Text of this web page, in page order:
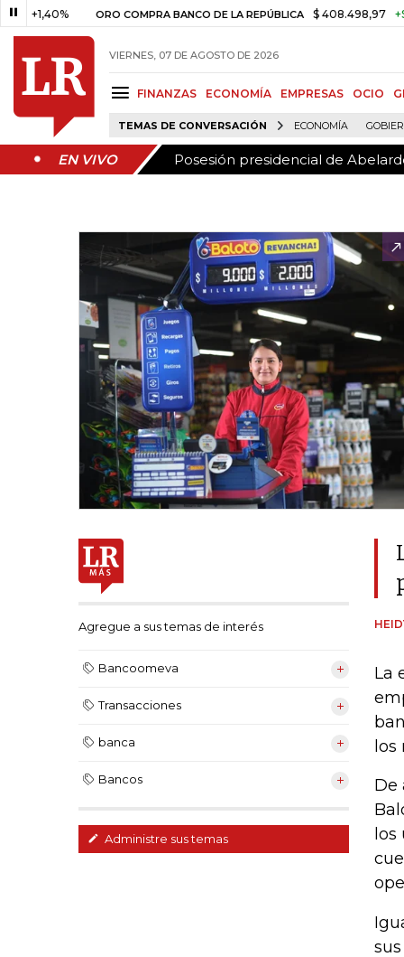
ORO COMPRA BANCO DE LA REPÚBLICA $ 408.498,97 +$
VIERNES, 07 DE AGOSTO DE 2026
FINANZAS ECONOMÍA EMPRESAS OCIO
TEMAS DE CONVERSACIÓN ECONOMÍA
EN VIVO Posesión presidencial de
EN VIVO Posesión presidencial de
Agregue a sus temas de interés
Bancoomeva
Transacciones
banca
Bancos
Administre sus temas
La
De